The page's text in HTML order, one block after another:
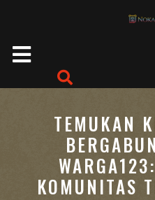
Open
Button
TEMUKAN
KOMUNITAS